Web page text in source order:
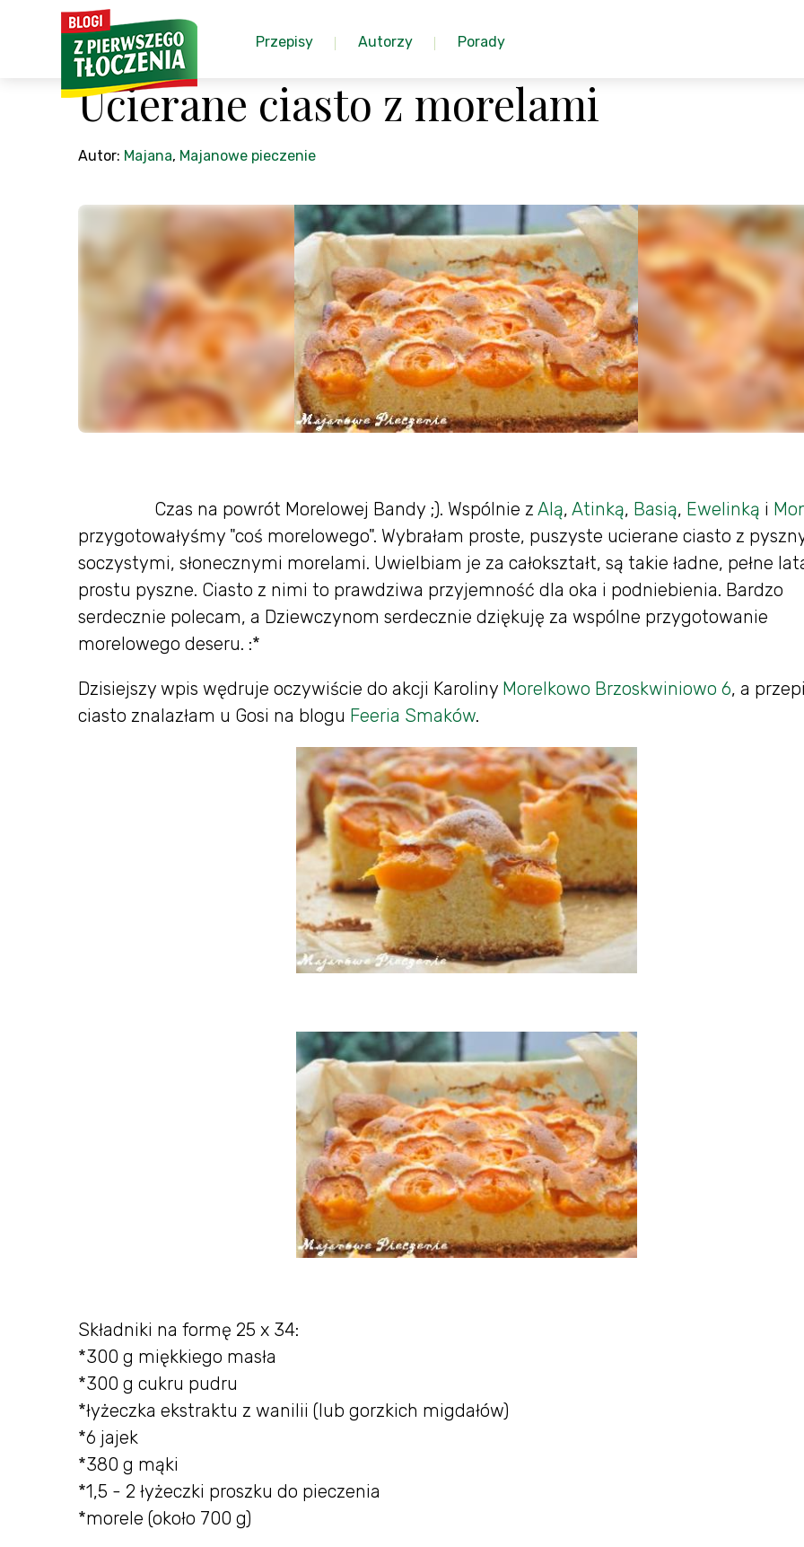
Przepisy Autorzy Porady
Ucierane ciasto z morelami
Autor: Majana, Majanowe pieczenie
Czas na powrót Morelowej Bandy ;). Wspólnie z Alą, Atinką, Basią, Ewelinką i
przygotowałyśmy "coś morelowego". Wybrałam proste, puszyste ucierane ciasto z
soczystymi, słonecznymi morelami. Uwielbiam je za całokształt, są takie ładne, pełne
prostu pyszne. Ciasto z nimi to prawdziwa przyjemność dla oka i podniebienia. Bardzo
serdecznie polecam, a Dziewczynom serdecznie dziękuję za wspólne przygotowanie
morelowego deseru. :*
Dzisiejszy wpis wędruje oczywiście do akcji Karoliny Morelkowo Brzoskwiniowo 6, a
ciasto znalazłam u Gosi na blogu Feeria Smaków.
Składniki na formę 25 x 34:
*300 g miękkiego masła
*300 g cukru pudru
*łyżeczka ekstraktu z wanilii (lub gorzkich migdałów)
*6 jajek
*380 g mąki
*1,5 - 2 łyżeczki proszku do pieczenia
*morele (około 700 g)